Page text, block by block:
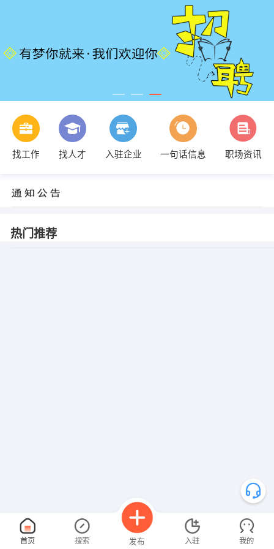
找工作 找人才 入驻企业 一句话信息 职场资讯
热门推荐
首页 搜索 发布 入驻 我的